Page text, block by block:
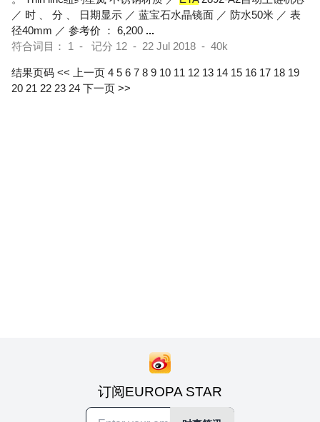
／ 时 、 分 、 日期显示 ／ 蓝宝石水晶镜面 ／ 防水50米 ／ 表
径40mm ／ 参考价 ： 6,200 ...
符合词目： 1 - 记分 12 - 22 Jul 2018 - 40k
结果页码 << 上一页 4 5 6 7 8 9 10 11 12 13 14 15 16 17 18 19
20 21 22 23 24 下一页 >>
订阅EUROPA STAR